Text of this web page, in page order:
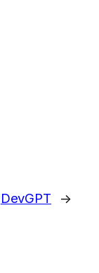
DevGPT →